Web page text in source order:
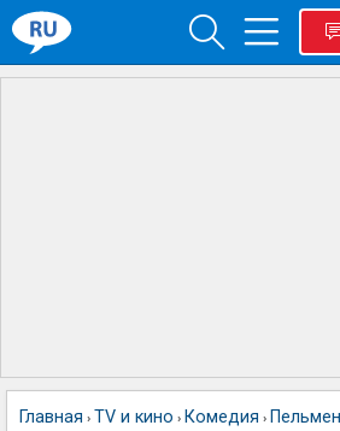
Главная › TV и кино › Комедия ›